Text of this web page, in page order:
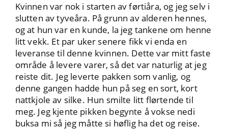
Kvinnen var nok i starten av førtiåra, og jeg selv i
slutten av tyveåra. På grunn av alderen hennes,
og at hun var en kunde, la jeg tankene om henne
litt vekk. Et par uker senere fikk vi enda en
leveranse til denne kvinnen. Dette var mitt faste
område å levere varer, så det var naturlig at jeg
reiste dit. Jeg leverte pakken som vanlig, og
denne gangen hadde hun på seg en sort, kort
nattkjole av silke. Hun smilte litt flørtende til
meg. Jeg kjente pikken begynte å vokse nedi
buksa mi så jeg måtte si høflig ha det og reise.